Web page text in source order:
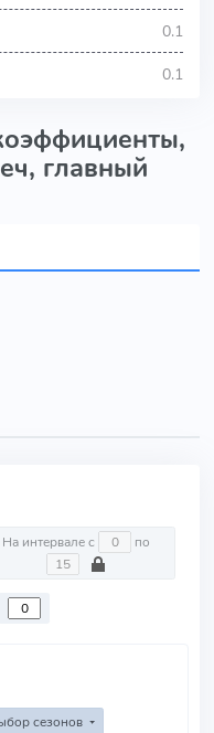
0.1
0.1
главный
На интервале с по
сезонов